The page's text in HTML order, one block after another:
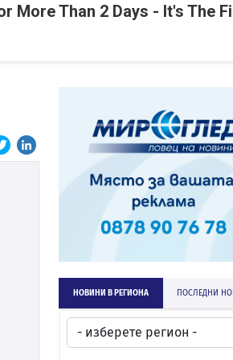
More Than 2 Days - It's The
НОВИНИ В РЕГИОНА ПОСЛЕДНИ